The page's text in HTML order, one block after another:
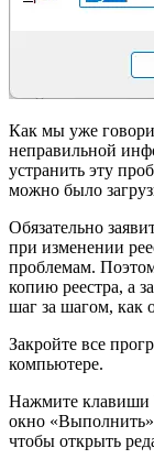
Как мы уже
неправильной
устранить эту
можно было
Обязательно
при изменении
проблемам.
копию реестра, а
шаг за шагом, как
Закройте все
компьютере.
Нажмите клавиши
окно
чтобы открыть